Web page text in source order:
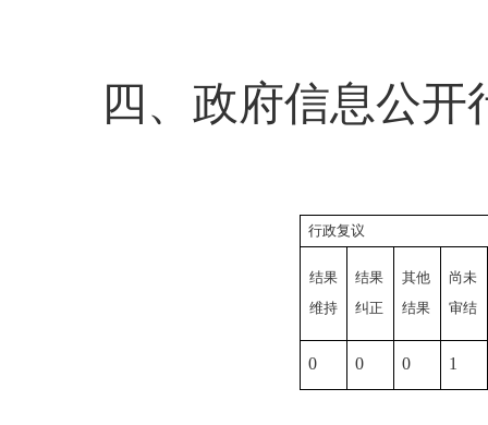
四、政府信息公
行政复议
结果
维持
结果
纠正
其他
结果
尚未
审结
0 0 0 1